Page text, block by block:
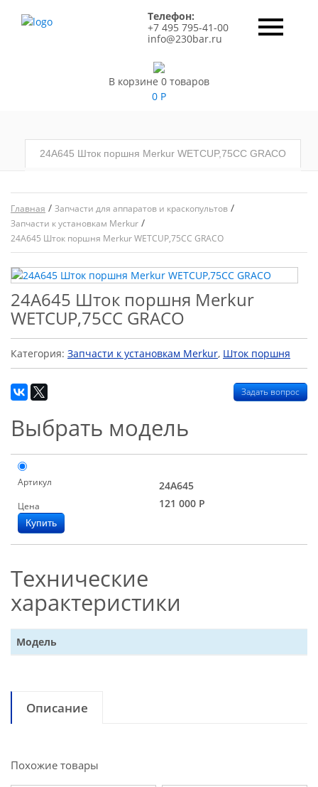
Телефон:
+7 495 795-41-00
info@230bar.ru
В корзине 0 товаров
0 Р
24A645 Шток поршня Merkur WETCUP,75CC GRACO
Главная / Запчасти для аппаратов и краскопультов /
Запчасти к установкам Merkur /
24A645 Шток поршня Merkur WETCUP,75CC GRACO
24A645 Шток поршня Merkur
WETCUP,75CC GRACO
Категория: Запчасти к установкам Merkur, Шток поршня
Задать вопрос
Выбрать модель
Артикул 24A645
Цена 121 000 Р
Технические
характеристики
Модель
Описание
Похожие товары